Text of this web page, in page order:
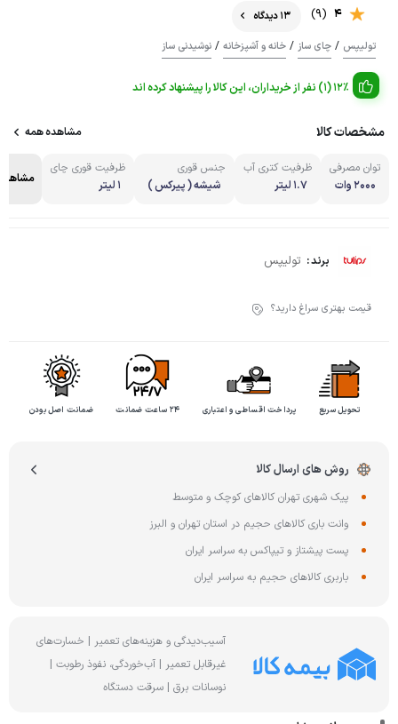
4
(9)
13 دیدگاه
تولیپس / چای ساز / خانه و آشپزخانه / نوشیدنی ساز
12% (1) نفر از خریداران، این کالا را پیشنهاد کرده اند
مشخصات کالا مشاهده همه
توان مصرفی
2000 وات
ظرفیت کتری آب
1.7 لیتر
جنس قوری
شیشه ( پیرکس )
ظرفیت قوری چای
1 لیتر
برند : تولیپس
قیمت بهتری سراغ دارید؟
تحویل سریع پرداخت اقساطی و اعتباری ۲۴ ساعت ضمانت ضمانت اصل بودن
روش های ارسال کالا
پیک شهری تهران کالاهای کوچک و متوسط
وانت باری کالاهای حجیم در استان تهران و البرز
پست پیشتاز و تیپاکس به سراسر ایران
باربری کالاهای حجیم به سراسر ایران
آسیب‌دیدگی و هزینه‌های تعمیر | خسارت‌های
غیرقابل تعمیر | آب‌خوردگی، نفوذ رطوبت |
نوسانات برق | سرقت دستگاه